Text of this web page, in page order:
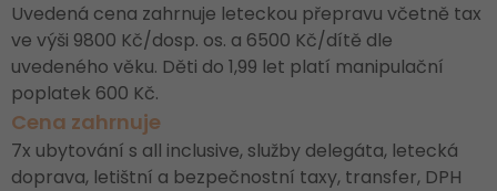
Uvedená cena zahrnuje leteckou přepravu včetně tax
ve výši 9800 Kč/dosp. os. a 6500 Kč/dítě dle
uvedeného věku. Děti do 1,99 let platí manipulační
poplatek 600 Kč.
Cena zahrnuje
7x ubytování s all inclusive, služby delegáta, letecká
doprava, letištní a bezpečnostní taxy, transfer, DPH